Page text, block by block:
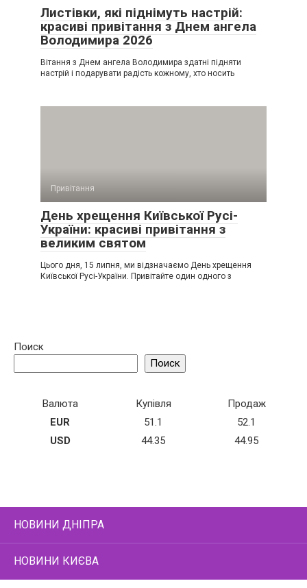
Листівки, які піднімуть настрій:
красиві привітання з Днем ангела
Володимира 2026
Вітання з Днем ангела Володимира здатні підняти
настрій і подарувати радість кожному, хто носить
Привітання
День хрещення Київської Русі-
України: красиві привітання з
великим святом
Цього дня, 15 липня, ми відзначаємо День хрещення
Київської Русі-України. Привітайте один одного з
Поиск
Поиск
Валюта Купівля
Продаж
EUR
51.1
52.1
USD
44.35 44.95
НОВИНИ ДНІПРА
НОВИНИ КИЄВА